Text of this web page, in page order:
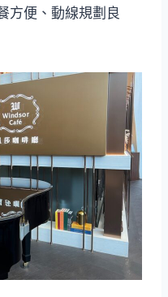
方便、動線規劃良